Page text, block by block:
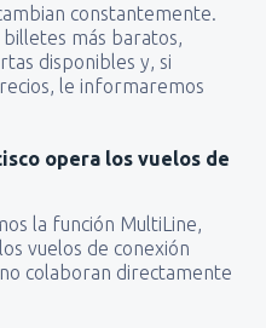
constantemente.
más baratos,
disponibles y, si
le informaremos
opera los vuelos de
la función MultiLine,
vuelos de conexión
colaboran directamente